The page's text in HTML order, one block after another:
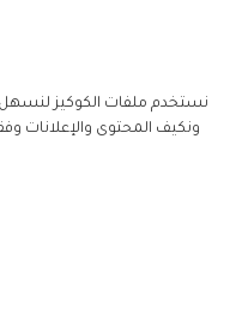
نستخدم ملفات الكوكيز لنسهل
ونكيف المحتوى والإعلانات